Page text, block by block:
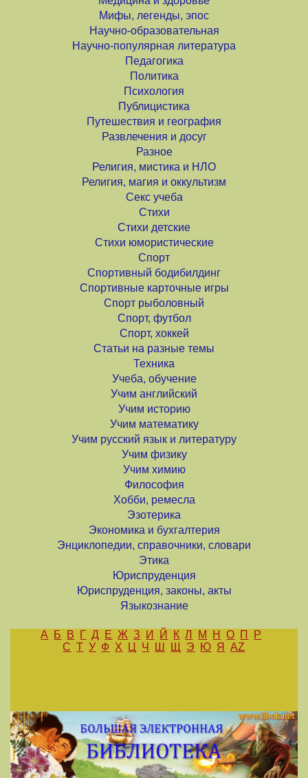
Мифы, легенды, эпос
Научно-образовательная
Научно-популярная литература
Педагогика
Политика
Психология
Публицистика
Путешествия и география
Развлечения и досуг
Разное
Религия, мистика и НЛО
Религия, магия и оккультизм
Секс учеба
Стихи
Стихи детские
Стихи юмористические
Спорт
Спортивный бодибилдинг
Спортивные карточные игры
Спорт рыболовный
Спорт, футбол
Спорт, хоккей
Статьи на разные темы
Техника
Учеба, обучение
Учим английский
Учим историю
Учим математику
Учим русский язык и литературу
Учим физику
Учим химию
Философия
Хобби, ремесла
Эзотерика
Экономика и бухгалтерия
Энциклопедии, справочники, словари
Этика
Юриспруденция
Юриспруденция, законы, акты
Языкознание
А Б В Г Д Е Ж З И Й К Л М Н О П
Р
С Т У Ф Х Ц Ч Ш Щ Э Ю Я AZ